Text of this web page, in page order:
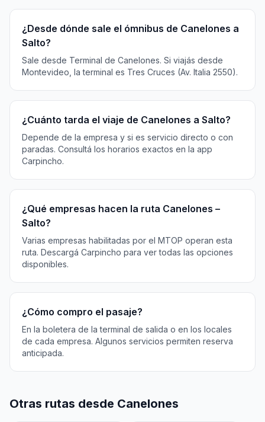
¿Desde dónde sale el ómnibus de Canelones a
Salto?
Sale desde Terminal de Canelones. Si viajás desde
Montevideo, la terminal es Tres Cruces (Av. Italia 2550).
¿Cuánto tarda el viaje de Canelones a Salto?
Depende de la empresa y si es servicio directo o con
paradas. Consultá los horarios exactos en la app
Carpincho.
¿Qué empresas hacen la ruta Canelones –
Salto?
Varias empresas habilitadas por el MTOP operan esta
ruta. Descargá Carpincho para ver todas las opciones
disponibles.
¿Cómo compro el pasaje?
En la boletera de la terminal de salida o en los locales
de cada empresa. Algunos servicios permiten reserva
anticipada.
Otras rutas desde Canelones